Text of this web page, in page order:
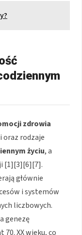
zdrowia
oraz rodzaje
życiu, a
[1][3][6][7].
głównie
i systemów
liczbowych.
genezę
XX wieku, co